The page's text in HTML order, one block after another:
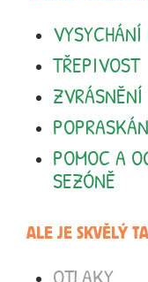
TŘEPIVOST
ZVRÁSNĚNÍ
POMOC A
SEZÓNĚ
ALE JE SKVĚLÝ